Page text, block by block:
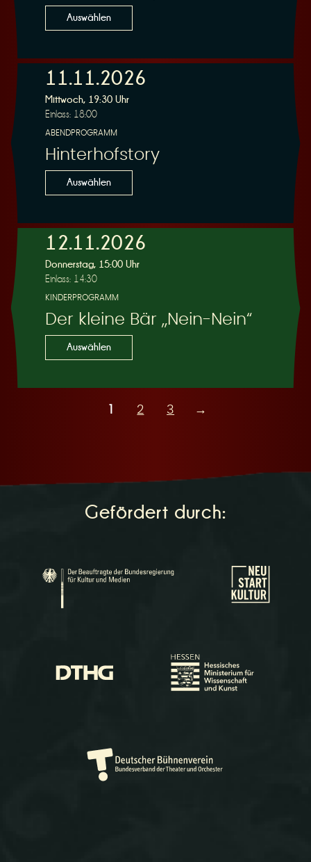
Auswählen
11.11.2026
Mittwoch, 19:30 Uhr
Einlass: 18:00
ABENDPROGRAMM
Hinterhofstory
Auswählen
12.11.2026
Donnerstag, 15:00 Uhr
Einlass: 14:30
KINDERPROGRAMM
Der kleine Bär „Nein-Nein“
Auswählen
2 3 →
Gefördert durch: